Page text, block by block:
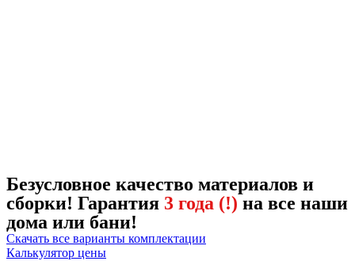
Безусловное качество материалов и
сборки! Гарантия 3 года (!) на все наши
дома или бани!
Скачать все варианты комплектации
Калькулятор цены